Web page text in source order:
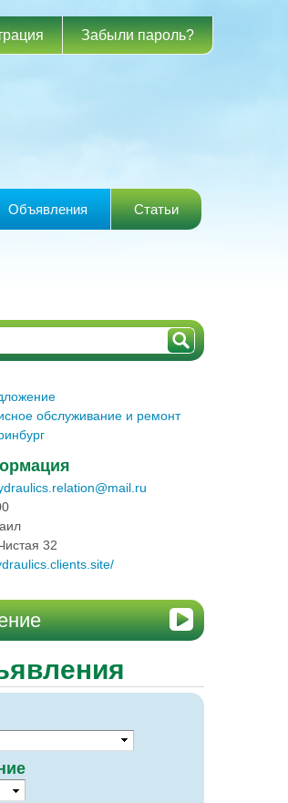
Забыли пароль?
Объявления Статьи
обслуживание и ремонт
32